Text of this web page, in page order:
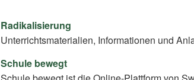
Radikalisierung
Unterrichtsmaterialien, Informationen und
Schule bewegt